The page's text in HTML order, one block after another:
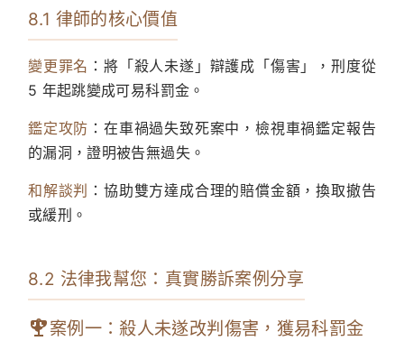
8.1 律師的核心價值
變更罪名 ：將「殺人未遂」辯護成「傷害」，刑度從
5 年起跳變成可易科罰金。
鑑定攻防 ：在車禍過失致死案中，檢視車禍鑑定報告
的漏洞，證明被告無過失。
和解談判 ：協助雙方達成合理的賠償金額，換取撤告
或緩刑。
8.2 法律我幫您：真實勝訴案例分享
案例一：殺人未遂改判傷害，獲易科罰金